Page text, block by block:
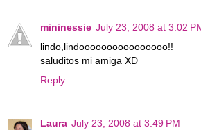
mininessie July 23, 2008 at 3:02
lindo,lindoooooooooooooooo!!
saluditos mi amiga XD
Reply
Laura July 23, 2008 at 3:49 PM